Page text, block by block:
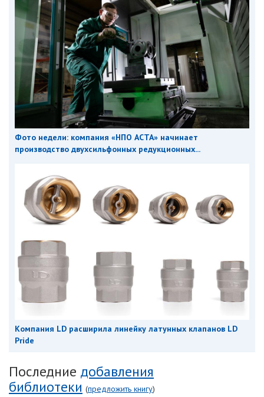
Фото недели: компания «НПО АСТА» начинает
производство двухсильфонных редукционных...
Компания LD расширила линейку латунных клапанов LD
Pride
Последние добавления
библиотеки (предложить книгу)